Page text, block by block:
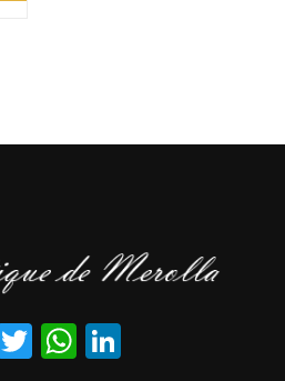
Facebook
TwitterWhatsApp